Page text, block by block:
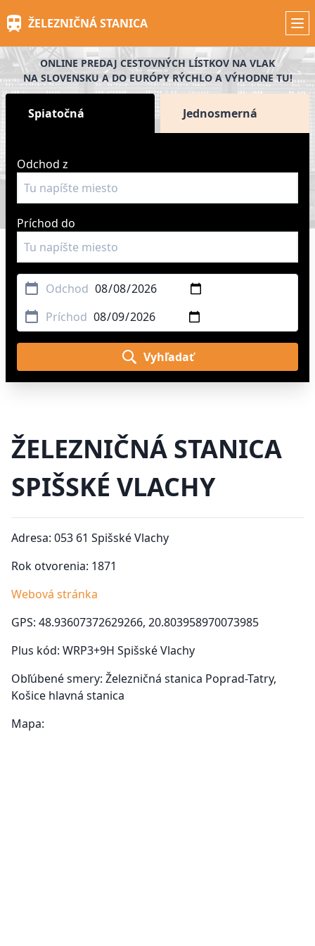
to
content
ŽELEZNIČNÁ STANICA
ONLINE PREDAJ CESTOVNÝCH LÍSTKOV NA VLAK
NA SLOVENSKU A DO EURÓPY RÝCHLO A VÝHODNE TU!
Spiatočná Jednosmerná
Odchod z
Príchod do
Odchod
Príchod
Vyhľadať
ŽELEZNIČNÁ STANICA
SPIŠSKÉ VLACHY
Adresa: 053 61 Spišské Vlachy
Rok otvorenia: 1871
Webová stránka
GPS: 48.93607372629266, 20.803958970073985
Plus kód: WRP3+9H Spišské Vlachy
Obľúbené smery: Železničná stanica Poprad-Tatry,
Košice hlavná stanica
Mapa: